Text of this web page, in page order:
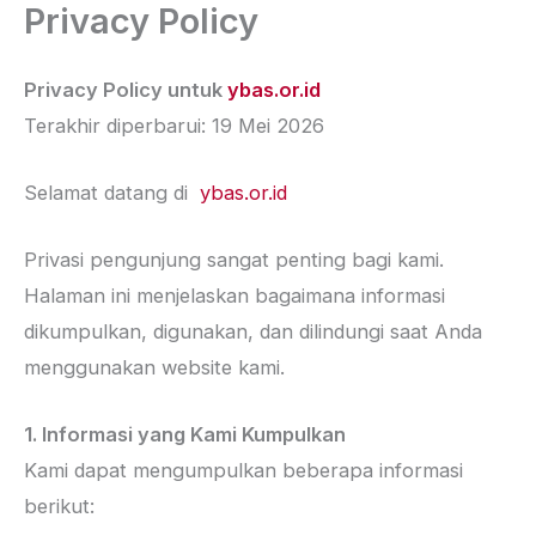
Lewati
konten
Privacy Policy
Privacy Policy untuk ybas.or.id
Terakhir diperbarui: 19 Mei 2026
Selamat datang di ybas.or.id
Privasi pengunjung sangat penting bagi kami.
Halaman ini menjelaskan bagaimana informasi
dikumpulkan, digunakan, dan dilindungi saat Anda
menggunakan website kami.
1. Informasi yang Kami Kumpulkan
Kami dapat mengumpulkan beberapa informasi
berikut: